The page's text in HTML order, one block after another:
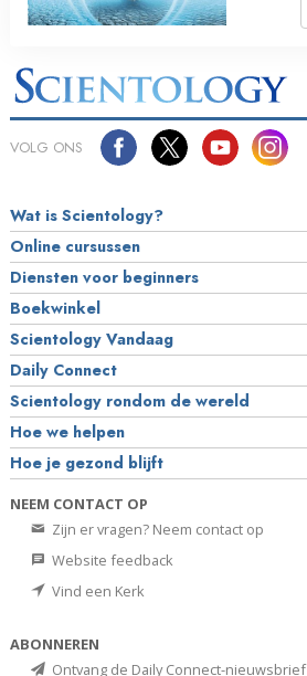
VOLG ONS
Wat is Scientology?
Online cursussen
Diensten voor beginners
Boekwinkel
Scientology Vandaag
Daily Connect
Scientology rondom de wereld
Hoe we helpen
Hoe je gezond blijft
NEEM CONTACT OP
Zijn er vragen? Neem contact op
Website feedback
Vind een Kerk
ABONNEREN
Ontvang de Daily Connect-nieuwsbrief